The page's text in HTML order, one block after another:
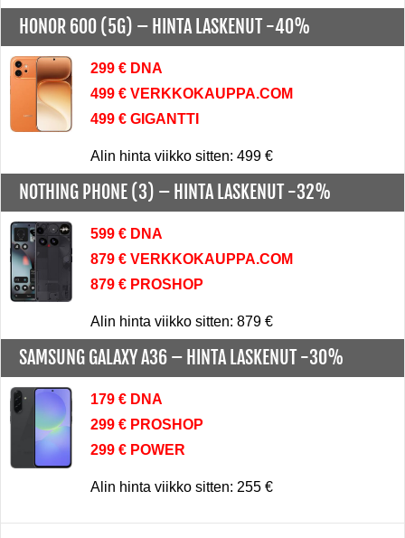
HONOR 600 (5G) – HINTA LASKENUT -40%
299 € DNA
499 € VERKKOKAUPPA.COM
499 € GIGANTTI
Alin hinta viikko sitten: 499 €
NOTHING PHONE (3) – HINTA LASKENUT -32%
599 € DNA
879 € VERKKOKAUPPA.COM
879 € PROSHOP
Alin hinta viikko sitten: 879 €
SAMSUNG GALAXY A36 – HINTA LASKENUT -30%
179 € DNA
299 € PROSHOP
299 € POWER
Alin hinta viikko sitten: 255 €